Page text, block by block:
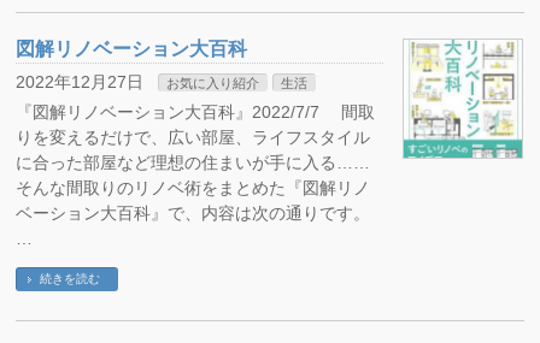
図解リノベーション大百科
2022年12月27日 お気に入り紹介 生活
『図解リノベーション大百科』2022/7/7 間取
りを変えるだけで、広い部屋、ライフスタイル
に合った部屋など理想の住まいが手に入る……
そんな間取りのリノベ術をまとめた『図解リノ
ベーション大百科』で、内容は次の通りです。
続きを読む